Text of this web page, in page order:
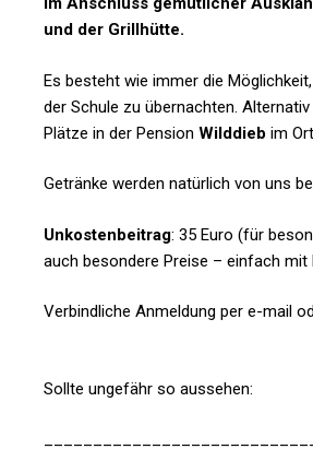
und der Grillhütte.
Es besteht wie immer die
der Schule zu übernachten.
Plätze in der Pension Wilddieb im Ort
Getränke werden natürlich von uns
Unkostenbeitrag: 35 Euro (für
auch besondere Preise – einfach mit
Verbindliche Anmeldung per e-mail
Sollte ungefähr so aussehen: